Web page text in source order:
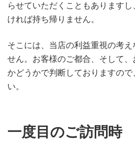
らせていただくこともあります
ければ持ち帰りません。
そこには、当店の利益重視の考え
せん。お客様のご都合、そして
かどうかで判断しておりますの
い。
一度目のご訪問時